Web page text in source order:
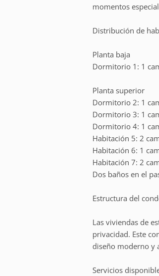
momentos
Distribución de
Planta baja
Dormitorio 1: 1
Planta superior
Dormitorio 2: 1
Dormitorio 3: 1
Dormitorio 4: 1
Habitación 5: 2
Habitación 6: 1
Habitación 7: 2
Dos baños en el
Estructura del
Las viviendas de
privacidad. Este
diseño moderno y
Servicios